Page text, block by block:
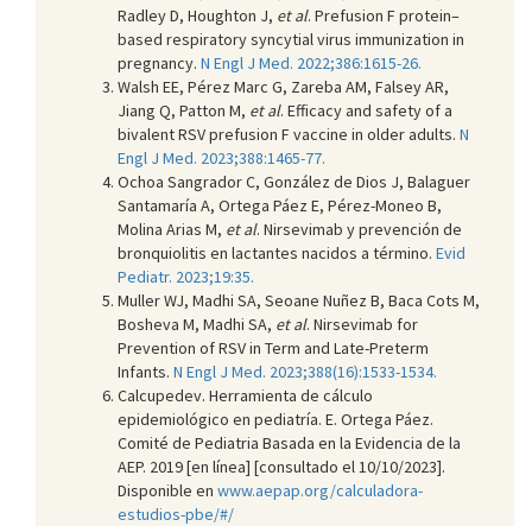
Radley D, Houghton J, et al. Prefusion F protein–
based respiratory syncytial virus immunization in
pregnancy. N Engl J Med. 2022;386:1615-26.
Walsh EE, Pérez Marc G, Zareba AM, Falsey AR,
Jiang Q, Patton M, et al. Efficacy and safety of a
bivalent RSV prefusion F vaccine in older adults. N
Engl J Med. 2023;388:1465-77.
Ochoa Sangrador C, González de Dios J, Balaguer
Santamaría A, Ortega Páez E, Pérez-Moneo B,
Molina Arias M, et al. Nirsevimab y prevención de
bronquiolitis en lactantes nacidos a término. Evid
Pediatr. 2023;19:35.
Muller WJ, Madhi SA, Seoane Nuñez B, Baca Cots M,
Bosheva M, Madhi SA, et al. Nirsevimab for
Prevention of RSV in Term and Late-Preterm
Infants. N Engl J Med. 2023;388(16):1533-1534.
Calcupedev. Herramienta de cálculo
epidemiológico en pediatría. E. Ortega Páez.
Comité de Pediatria Basada en la Evidencia de la
AEP. 2019 [en línea] [consultado el 10/10/2023].
Disponible en www.aepap.org/calculadora-
estudios-pbe/#/